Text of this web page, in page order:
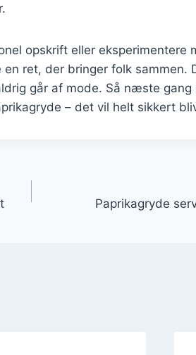
opskrift eller eksperimentere
ret, der bringer folk sammen.
går af mode. Så næste
– det vil helt sikkert
Paprikagryde